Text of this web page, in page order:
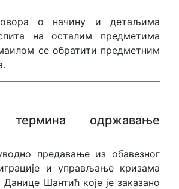
о начину и детаљима
на осталим предметима
се обратити предметним
термина одржавање
предавање из обавезног
и управљање кризама
Шантић које је заказано